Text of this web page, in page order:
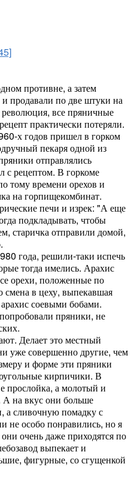
противне, а затем
и продавали по две штуки на
все пряничные
практически потеряли.
х годов пришел в горком
пекаря одной из
отправлялись
с рецептом. В горкоме
тому времени орехов и
на горпищекомбинат.
печи и изрек: "А еще
подкладывать, чтобы
старичка отправили домой,
года, решили-таки испечь
тогда имелись. Арахис
орехи, положенные по
смена в цеху, выпекавшая
соевыми бобами.
пряники, не
Делает это местный
уже совершенно другие, чем
и форме эти пряники
кирпичики. В
прослойка, а молотый и
на вкус они больше
а сливочную помадку с
не особо понравились, но я
очень даже приходятся по
выпекает и
фигурные, со сгущенкой